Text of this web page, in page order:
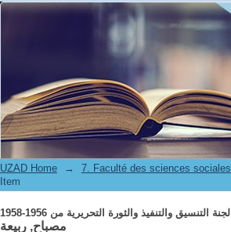
لجنة التنسيق والتنفيذ والثورة التحريرية من 1956-1958
UZAD Home →
Item
لجنة التنسيق والتنفيذ والثورة التحريرية من 1956-1958
مصباح, ربيعة